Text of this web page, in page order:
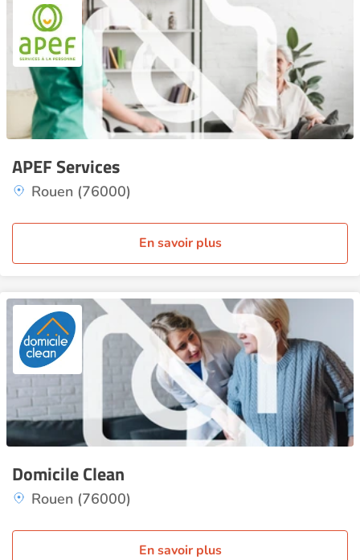
APEF Services
Rouen (76000)
En savoir plus
Domicile Clean
Rouen (76000)
En savoir plus